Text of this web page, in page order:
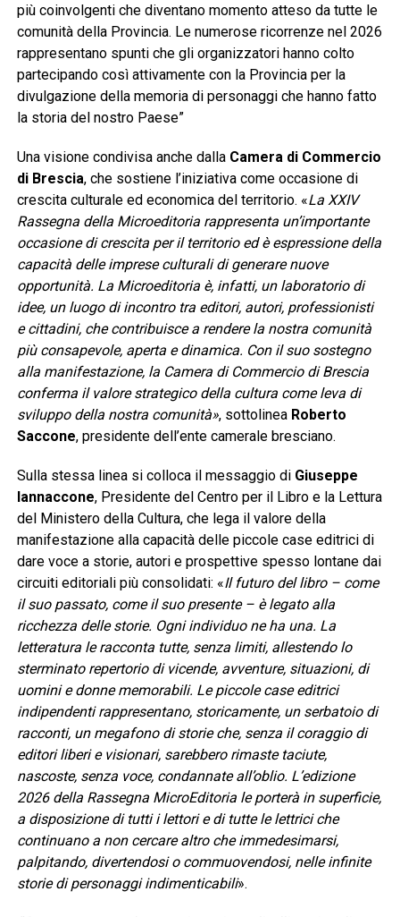
più coinvolgenti che diventano momento atteso da tutte le
comunità della Provincia. Le numerose ricorrenze nel 2026
rappresentano spunti che gli organizzatori hanno colto
partecipando così attivamente con la Provincia per la
divulgazione della memoria di personaggi che hanno fatto
la storia del nostro Paese”
Una visione condivisa anche dalla Camera di Commercio
di Brescia, che sostiene l’iniziativa come occasione di
crescita culturale ed economica del territorio. «La XXIV
Rassegna della Microeditoria rappresenta un’importante
occasione di crescita per il territorio ed è espressione della
capacità delle imprese culturali di generare nuove
opportunità. La Microeditoria è, infatti, un laboratorio di
idee, un luogo di incontro tra editori, autori, professionisti
e cittadini, che contribuisce a rendere la nostra comunità
più consapevole, aperta e dinamica. Con il suo sostegno
alla manifestazione, la Camera di Commercio di Brescia
conferma il valore strategico della cultura come leva di
sviluppo della nostra comunità», sottolinea Roberto
Saccone, presidente dell’ente camerale bresciano.
Sulla stessa linea si colloca il messaggio di Giuseppe
Iannaccone, Presidente del Centro per il Libro e la Lettura
del Ministero della Cultura, che lega il valore della
manifestazione alla capacità delle piccole case editrici di
dare voce a storie, autori e prospettive spesso lontane dai
circuiti editoriali più consolidati: «Il futuro del libro – come
il suo passato, come il suo presente – è legato alla
ricchezza delle storie. Ogni individuo ne ha una. La
letteratura le racconta tutte, senza limiti, allestendo lo
sterminato repertorio di vicende, avventure, situazioni, di
uomini e donne memorabili. Le piccole case editrici
indipendenti rappresentano, storicamente, un serbatoio di
racconti, un megafono di storie che, senza il coraggio di
editori liberi e visionari, sarebbero rimaste taciute,
nascoste, senza voce, condannate all’oblio. L’edizione
2026 della Rassegna MicroEditoria le porterà in superficie,
a disposizione di tutti i lettori e di tutte le lettrici che
continuano a non cercare altro che immedesimarsi,
palpitando, divertendosi o commuovendosi, nelle infinite
storie di personaggi indimenticabili».